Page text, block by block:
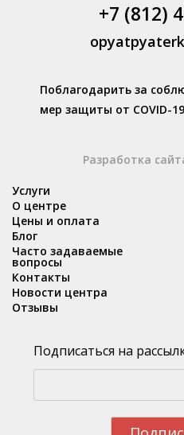
Подписаться на
Услуги
О центре
Цены и оплата
Блог
Часто задаваемые
вопросы
Контакты
Новости центра
Отзывы
+7 (812)
Поблагодарить за
мер защиты от COVID-
Разработка